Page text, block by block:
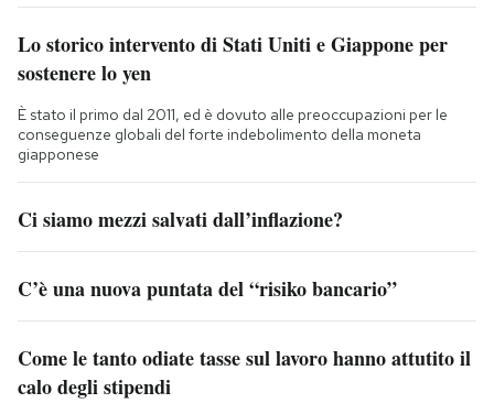
Lo storico intervento di Stati Uniti e Giappone per
sostenere lo yen
È stato il primo dal 2011, ed è dovuto alle preoccupazioni per le
conseguenze globali del forte indebolimento della moneta
giapponese
Ci siamo mezzi salvati dall’inflazione?
C’è una nuova puntata del “risiko bancario”
Come le tanto odiate tasse sul lavoro hanno attutito il
calo degli stipendi